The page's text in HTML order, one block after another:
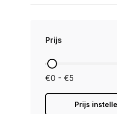
Prijs
€0 - €5
Prijs